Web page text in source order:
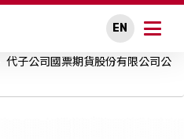
EN
代子公司國票期貨股份有限公司公